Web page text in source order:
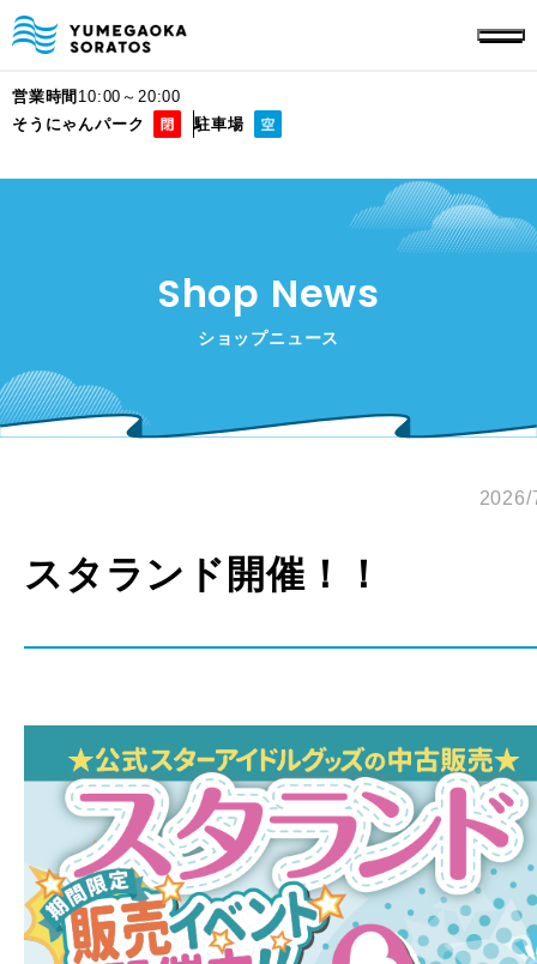
営業時間 10:00～20:00
そうにゃんパーク
駐車場
Shop News
ショップニュース
2026/
スタランド開催！！